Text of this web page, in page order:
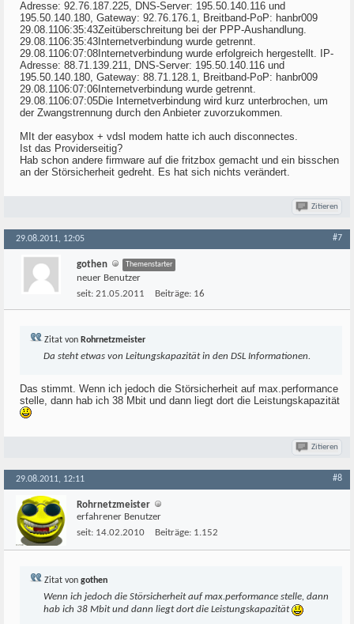
Adresse: 92.76.187.225, DNS-Server: 195.50.140.116 und
195.50.140.180, Gateway: 92.76.176.1, Breitband-PoP: hanbr009
29.08.1106:35:43Zeitüberschreitung bei der PPP-Aushandlung.
29.08.1106:35:43Internetverbindung wurde getrennt.
29.08.1106:07:08Internetverbindung wurde erfolgreich hergestellt. IP-
Adresse: 88.71.139.211, DNS-Server: 195.50.140.116 und
195.50.140.180, Gateway: 88.71.128.1, Breitband-PoP: hanbr009
29.08.1106:07:06Internetverbindung wurde getrennt.
29.08.1106:07:05Die Internetverbindung wird kurz unterbrochen, um
der Zwangstrennung durch den Anbieter zuvorzukommen.
MIt der easybox + vdsl modem hatte ich auch disconnectes.
Ist das Providerseitig?
Hab schon andere firmware auf die fritzbox gemacht und ein bisschen
an der Störsicherheit gedreht. Es hat sich nichts verändert.
Zitieren
29.08.2011, 12:05 #7
gothen Themenstarter
neuer Benutzer
seit: 21.05.2011 Beiträge: 16
Zitat von Rohrnetzmeister
Da steht etwas von Leitungskapazität in den DSL Informationen.
Das stimmt. Wenn ich jedoch die Störsicherheit auf max.performance
stelle, dann hab ich 38 Mbit und dann liegt dort die Leistungskapazität
Zitieren
29.08.2011, 12:11 #8
Rohrnetzmeister
erfahrener Benutzer
seit: 14.02.2010 Beiträge: 1.152
Zitat von gothen
Wenn ich jedoch die Störsicherheit auf max.performance stelle, dann
hab ich 38 Mbit und dann liegt dort die Leistungskapazität